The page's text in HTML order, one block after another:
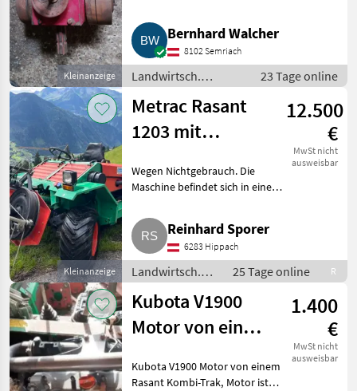
Kleinanzeige
Rasant. Landwirtsch.
Motorfahrzeuge Motormäher/-
fräsen
Bernhard Walcher
8102 Semriach
Landwirtsch.
Motorfahrzeuge /
Motormäher/-fräsen
23 Tage online
Kleinanzeige
Metrac Rasant
1203 mit
12.500
€
MwSt nicht
ausweisbar
Wegen Nichtgebrauch. Die
Maschine befindet sich in einem
alle Service immer gemacht.
Landwirtsch. Motorfahrzeuge
Transporter und Moto
Reinhard Sporer
6283 Hippach
Landwirtsch.
Motorfahrzeuge
/ Transporter
und
Motorkarren
25 Tage online R
Kubota V1900
Motor von einem
Trak
1.400
€
MwSt nicht
ausweisbar
Kubota V1900 Motor von einem
Rasant Kombi-Trak, Motor ist